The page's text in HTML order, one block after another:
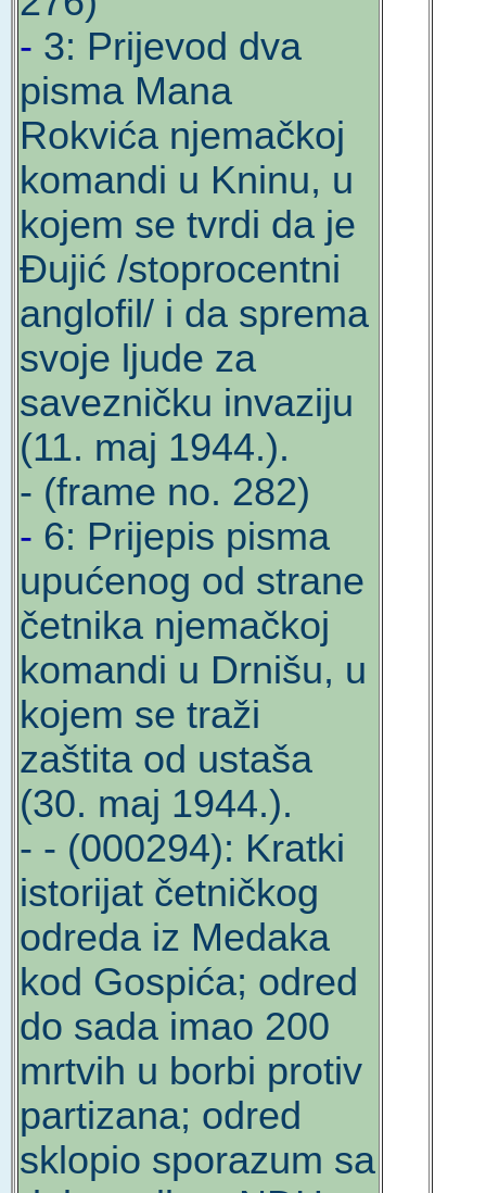
- 3: Prijevod dva
pisma Mana
Rokvića njemačkoj
komandi u Kninu, u
kojem se tvrdi da je
Đujić /stoprocentni
anglofil/ i da sprema
svoje ljude za
savezničku invaziju
(11. maj 1944.).
- (frame no. 282)
- 6: Prijepis pisma
upućenog od strane
četnika njemačkoj
komandi u Drnišu, u
kojem se traži
zaštita od ustaša
(30. maj 1944.).
- - (000294): Kratki
istorijat četničkog
odreda iz Medaka
kod Gospića; odred
do sada imao 200
mrtvih u borbi protiv
partizana; odred
sklopio sporazum sa